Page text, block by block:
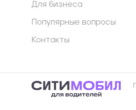
Для бизнеса
Популярные вопросы
Контакты